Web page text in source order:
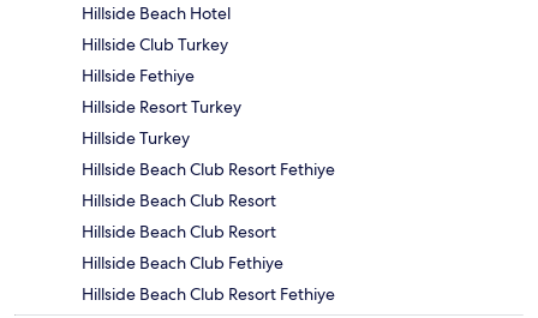
Hillside Beach Hotel
Hillside Club Turkey
Hillside Fethiye
Hillside Resort Turkey
Hillside Turkey
Hillside Beach Club Resort Fethiye
Hillside Beach Club Resort
Hillside Beach Club Resort
Hillside Beach Club Fethiye
Hillside Beach Club Resort Fethiye